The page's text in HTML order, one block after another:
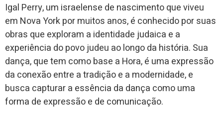
Igal Perry, um israelense de nascimento que viveu
em Nova York por muitos anos, é conhecido por suas
obras que exploram a identidade judaica e a
experiência do povo judeu ao longo da história. Sua
dança, que tem como base a Hora, é uma expressão
da conexão entre a tradição e a modernidade, e
busca capturar a essência da dança como uma
forma de expressão e de comunicação.